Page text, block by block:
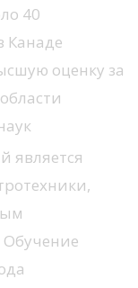
40
Канаде
оценку за
является
Обучение